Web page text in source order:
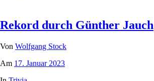
Rekord durch Günther Jauch
Von Wolfgang Stock
Am 17. Januar 2023